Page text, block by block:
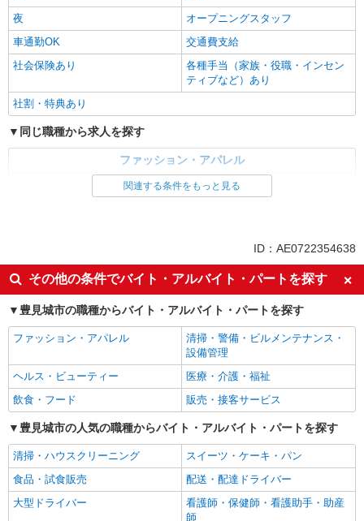
夜
オープニングスタッフ
車通勤OK
交通費支給
社会保険あり
各種手当（家族・役職・インセン
ティブなど）あり
社割・特典あり
同じ職種から求人を探す
ファッション・アパレル
オープニングスタッフ
車通勤OK
交通費支給
社会保険あり
関連する条件をもっと見る
ID：AE0722354638
その他の条件でバイト・アルバイト・パートを探す
豊見城市の職種からバイト・アルバイト・パートを探す
ファッション・アパレル
清掃・警備・ビルメンテナンス・
設備管理
ヘルス・ビューティー
医療・介護・福祉
飲食・フード
販売・接客サービス
豊見城市の人気の職種からバイト・アルバイト・パートを探す
清掃・ハウスクリーニング
スイーツ・ケーキ・パン
食品・試食販売
配送・配達ドライバー
大型ドライバー
看護師・保健師・看護助手・助産
師